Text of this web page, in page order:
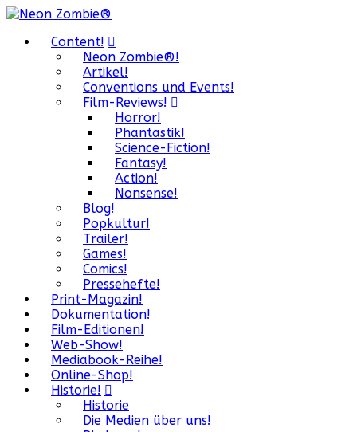
Content!
Neon Zombie®!
Artikel!
Conventions und Events!
Film-Reviews!
Horror!
Phantastik!
Science-Fiction!
Fantasy!
Action!
Nonsense!
Blog!
Popkultur!
Trailer!
Games!
Comics!
Pressehefte!
Print-Magazin!
Dokumentation!
Film-Editionen!
Web-Show!
Mediabook-Reihe!
Online-Shop!
Historie!
Historie
Die Medien über uns!